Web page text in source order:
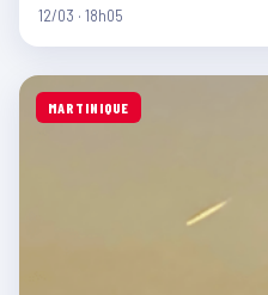
12/03 · 18h05
MARTINIQUE